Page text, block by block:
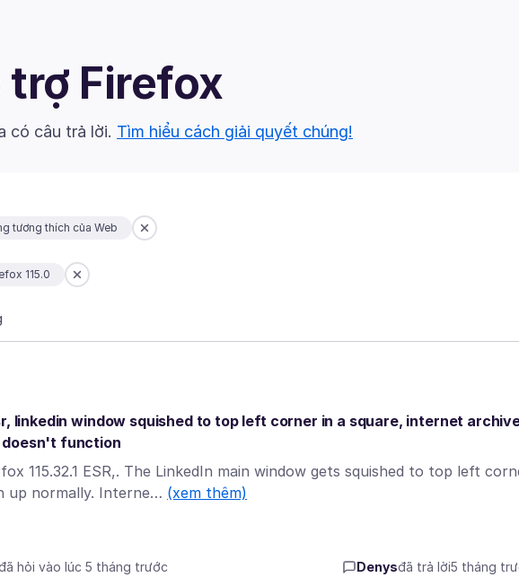
trợ Firefox
có câu trả lời. Tìm hiểu cách giải quyết chúng!
tương thích của Web
115.0
linkedin window squished to top left corner in a square, internet
doesn't function
115.32.1 ESR,. The LinkedIn main window gets squished to top left
up normally. Interne… (xem thêm)
hỏi vào lúc 5 tháng trước Denysđã trả lời5 tháng